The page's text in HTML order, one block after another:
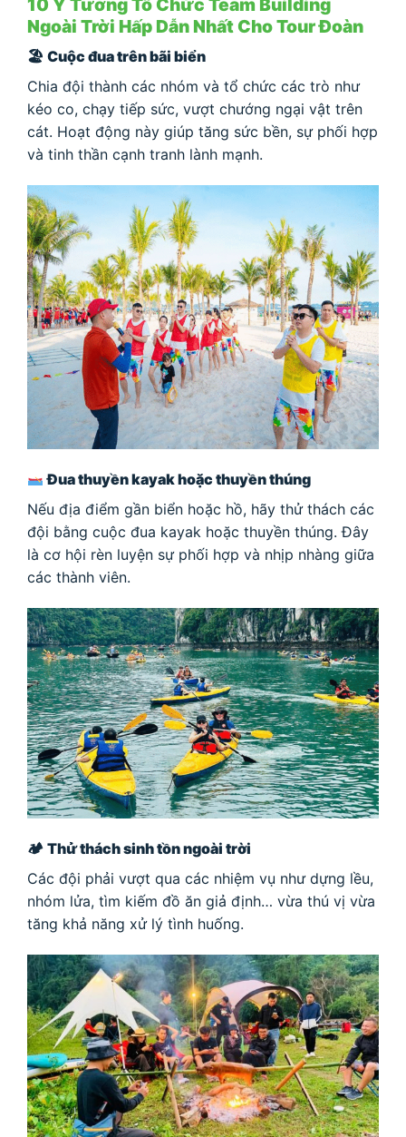
Ngoài Trời Hấp Dẫn Nhất Cho Tour Đoàn
🏖 Cuộc đua trên bãi biển
Chia đội thành các nhóm và tổ chức các trò như
kéo co, chạy tiếp sức, vượt chướng ngại vật trên
cát. Hoạt động này giúp tăng sức bền, sự phối hợp
và tinh thần cạnh tranh lành mạnh.
Đua thuyền kayak hoặc thuyền thúng
Nếu địa điểm gần biển hoặc hồ, hãy thử thách các
đội bằng cuộc đua kayak hoặc thuyền thúng. Đây
là cơ hội rèn luyện sự phối hợp và nhịp nhàng giữa
các thành viên.
🏕 Thử thách sinh tồn ngoài trời
Các đội phải vượt qua các nhiệm vụ như dựng lều,
nhóm lửa, tìm kiếm đồ ăn giả định… vừa thú vị vừa
tăng khả năng xử lý tình huống.